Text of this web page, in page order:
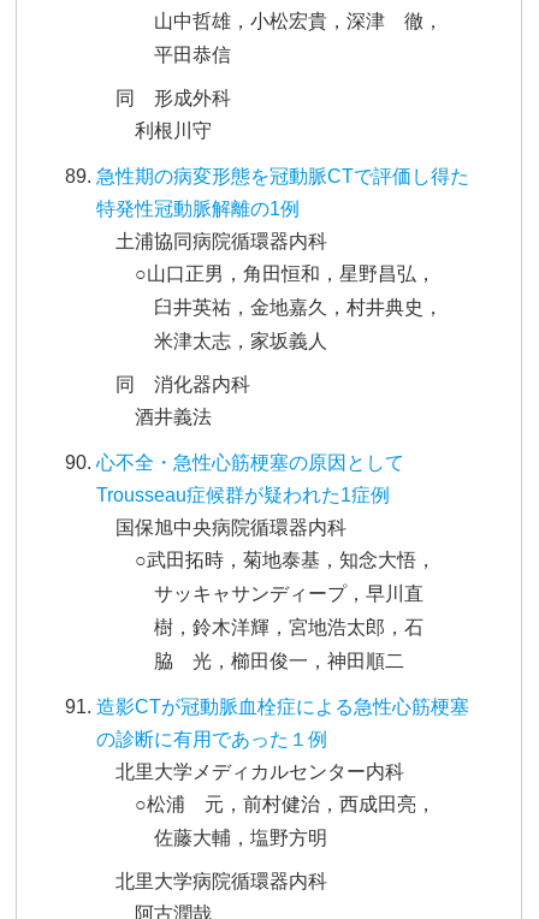
山中哲雄，小松宏貴，深津 徹，
平田恭信
同 形成外科
利根川守
急性期の病変形態を冠動脈CTで評価し得た
特発性冠動脈解離の1例
土浦協同病院循環器内科
○山口正男，角田恒和，星野昌弘，
臼井英祐，金地嘉久，村井典史，
米津太志，家坂義人
同 消化器内科
酒井義法
心不全・急性心筋梗塞の原因として
Trousseau症候群が疑われた1症例
国保旭中央病院循環器内科
○武田拓時，菊地泰基，知念大悟，
サッキャサンディープ，早川直
樹，鈴木洋輝，宮地浩太郎，石
脇 光，櫛田俊一，神田順二
造影CTが冠動脈血栓症による急性心筋梗塞
の診断に有用であった１例
北里大学メディカルセンター内科
○松浦 元，前村健治，西成田亮，
佐藤大輔，塩野方明
北里大学病院循環器内科
阿古潤哉